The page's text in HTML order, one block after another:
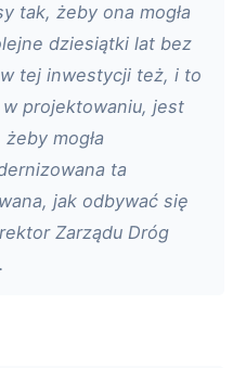
tak, żeby ona mogła
dziesiątki lat bez
tej inwestycji też, i to
projektowaniu, jest
mogła
ta
jak odbywać się
Zarządu Dróg
.